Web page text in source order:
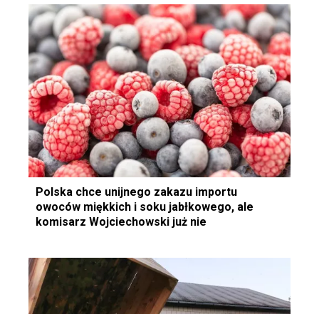
Polska chce unijnego zakazu importu
owoców miękkich i soku jabłkowego, ale
komisarz Wojciechowski już nie